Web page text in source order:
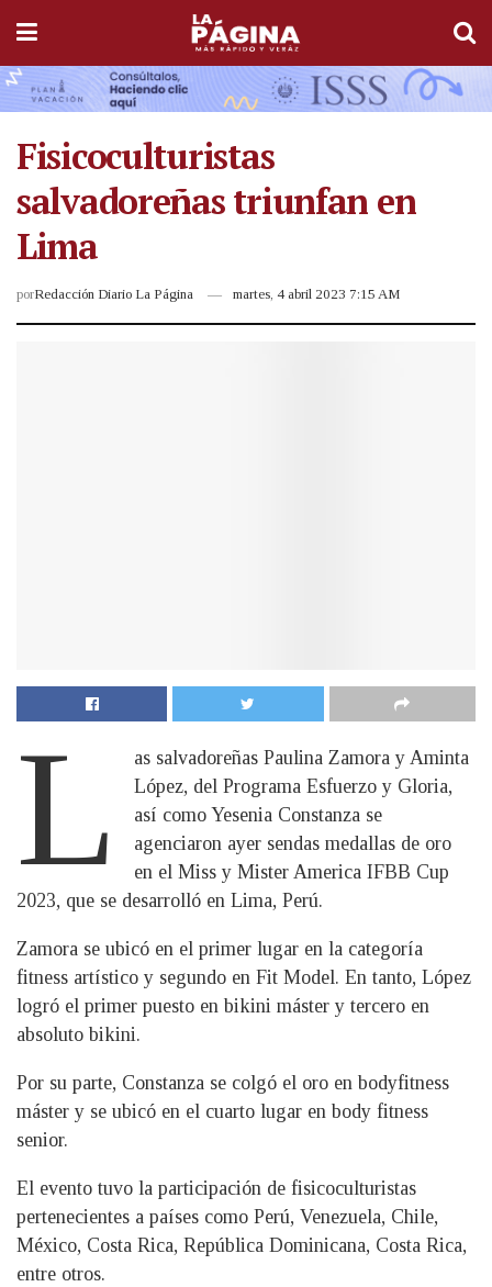
Fisicoculturistas
salvadoreñas triunfan en
Lima
porRedacción Diario La Página martes, 4 abril 2023 7:15 AM
L
as salvadoreñas Paulina Zamora y Aminta
López, del Programa Esfuerzo y Gloria,
así como Yesenia Constanza se
agenciaron ayer sendas medallas de oro
en el Miss y Mister America IFBB Cup
2023, que se desarrolló en Lima, Perú.
Zamora se ubicó en el primer lugar en la categoría
fitness artístico y segundo en Fit Model. En tanto, López
logró el primer puesto en bikini máster y tercero en
absoluto bikini.
Por su parte, Constanza se colgó el oro en bodyfitness
máster y se ubicó en el cuarto lugar en body fitness
senior.
El evento tuvo la participación de fisicoculturistas
pertenecientes a países como Perú, Venezuela, Chile,
México, Costa Rica, República Dominicana, Costa Rica,
entre otros.